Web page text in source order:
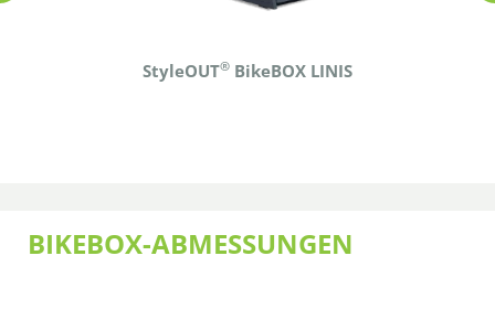
StyleOUT® BikeBOX LINIS
BIKEBOX-ABMESSUNGEN